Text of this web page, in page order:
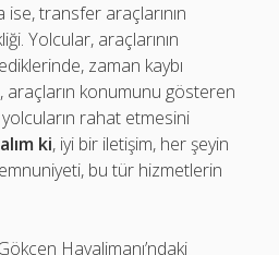
transfer araçlarının
Yolcular, araçlarının
zaman kaybı
araçların konumunu gösteren
rahat etmesini
ki, iyi bir iletişim, her şeyin
bu tür hizmetlerin
Havalimanı’ndaki